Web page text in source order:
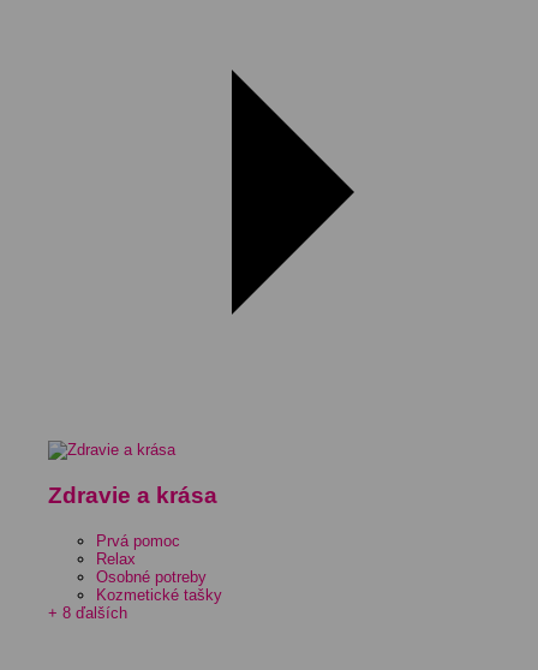
Zdravie a krása
Prvá pomoc
Relax
Osobné potreby
Kozmetické tašky
+ 8 ďalších